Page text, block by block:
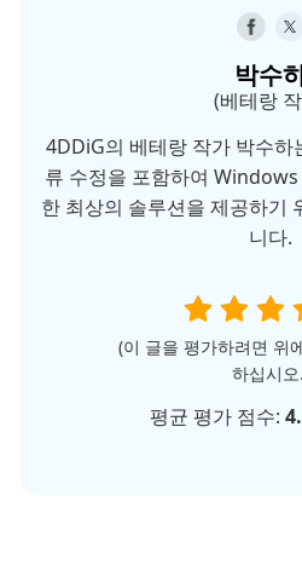
박수
(베테랑
4DDiG의 베테랑 작가 박수하
류 수정을 포함하여
한 최상의 솔루션을 제공하기
니다.
(이 글을 평가하려면 위
하십시
평균 평가 점수: